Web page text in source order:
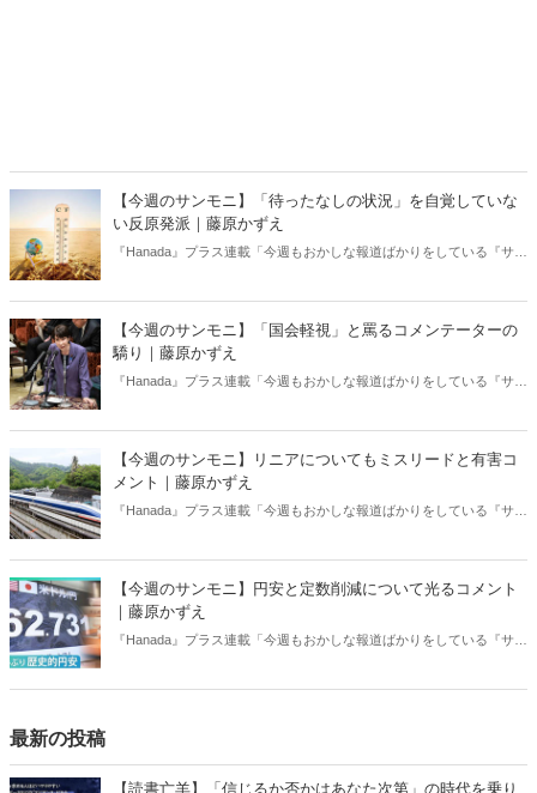
【今週のサンモニ】「待ったなしの状況」を自覚していな
い反原発派｜藤原かずえ
『Hanada』プラス連載「今週もおかしな報道ばかりをしている『サン
【今週のサンモニ】「国会軽視」と罵るコメンテーターの
驕り｜藤原かずえ
『Hanada』プラス連載「今週もおかしな報道ばかりをしている『サン
【今週のサンモニ】リニアについてもミスリードと有害コ
メント｜藤原かずえ
『Hanada』プラス連載「今週もおかしな報道ばかりをしている『サン
【今週のサンモニ】円安と定数削減について光るコメント
｜藤原かずえ
『Hanada』プラス連載「今週もおかしな報道ばかりをしている『サン
最新の投稿
【読書亡羊】「信じるか否かはあなた次第」の時代を乗り